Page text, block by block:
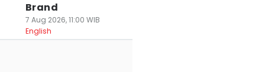
Brand
7 Aug 2026, 11:00 WIB
English